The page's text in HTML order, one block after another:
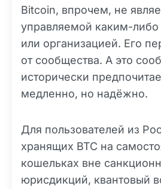
Bitcoin, впрочем, не
управляемой каким-либо
или организацией. Его
от сообщества. А это
исторически
медленно, но надёжно.
Для пользователей из
хранящих BTC на
кошельках вне
юрисдикций, квантовый